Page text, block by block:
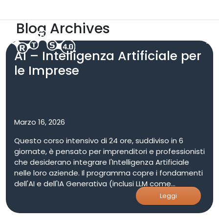
Blog Archives
AI – Intelligenza Artificiale per
le Imprese
Marzo 16, 2026
Questo corso intensivo di 24 ore, suddiviso in 6
giornate, è pensato per imprenditori e professionisti
che desiderano integrare l'Intelligenza Artificiale
nelle loro aziende. Il programma copre i fondamenti
dell'AI e dell'IA Generativa (inclusi LLM come
ChatGPT, Google Gemini e Anthropic Claude) , le
questioni di rischio, compliance ed etica (GDPR, AI
Act, proprietà intellettuale) , e le tecniche avanzate
Leggi